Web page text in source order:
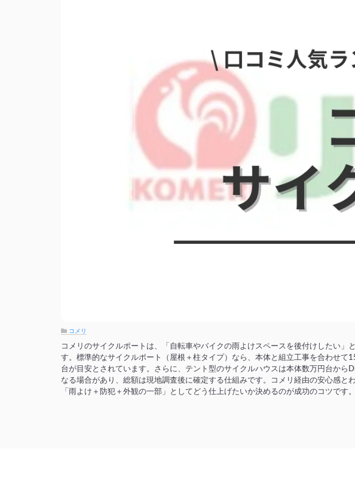
コメリ
コメリのサイクルポートは、「自転車やバイクの雨よけスペースを後付けしたい
す。標準的なサイクルポート（屋根＋柱タイプ）なら、本体と組立工事を合わせ
台が目安とされています。さらに、テント型のサイクルハウスは本体数万円台か
なる場合があり、総額は現地調査後に確定する仕組みです。コメリ経由の安心感
「雨よけ＋防犯＋外観の一部」としてどう仕上げたいか決めるのが成功のコツです。